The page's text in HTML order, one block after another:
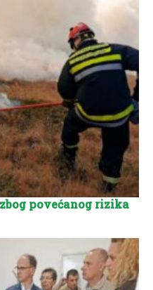
povećanog rizika